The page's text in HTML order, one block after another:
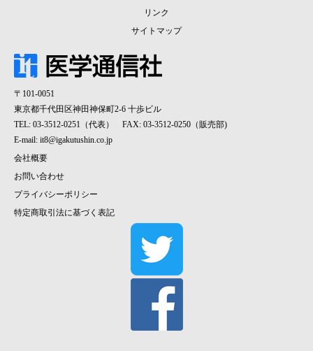
リンク
サイトマップ
〒101-0051
東京都千代田区神田神保町2-6 十歩ビル
TEL: 03-3512-0251（代表） FAX: 03-3512-0250（販売部)
E-mail: it8@igakutushin.co.jp
会社概要
お問い合わせ
プライバシーポリシー
特定商取引法に基づく表記